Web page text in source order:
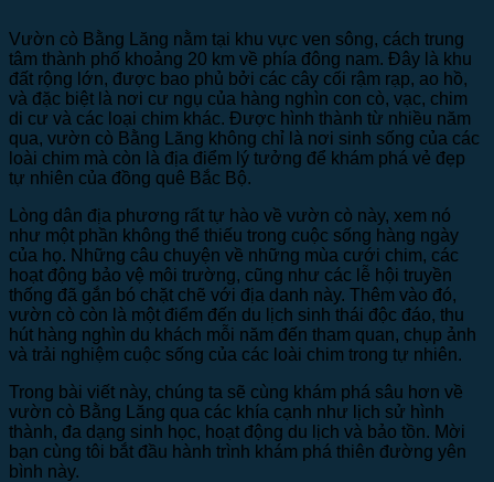
Vườn cò Bằng Lăng nằm tại khu vực ven sông, cách trung
tâm thành phố khoảng 20 km về phía đông nam. Đây là khu
đất rộng lớn, được bao phủ bởi các cây cối rậm rạp, ao hồ,
và đặc biệt là nơi cư ngụ của hàng nghìn con cò, vạc, chim
di cư và các loại chim khác. Được hình thành từ nhiều năm
qua, vườn cò Bằng Lăng không chỉ là nơi sinh sống của các
loài chim mà còn là địa điểm lý tưởng để khám phá vẻ đẹp
tự nhiên của đồng quê Bắc Bộ.
Lòng dân địa phương rất tự hào về vườn cò này, xem nó
như một phần không thể thiếu trong cuộc sống hàng ngày
của họ. Những câu chuyện về những mùa cưới chim, các
hoạt động bảo vệ môi trường, cũng như các lễ hội truyền
thống đã gắn bó chặt chẽ với địa danh này. Thêm vào đó,
vườn cò còn là một điểm đến du lịch sinh thái độc đáo, thu
hút hàng nghìn du khách mỗi năm đến tham quan, chụp ảnh
và trải nghiệm cuộc sống của các loài chim trong tự nhiên.
Trong bài viết này, chúng ta sẽ cùng khám phá sâu hơn về
vườn cò Bằng Lăng qua các khía cạnh như lịch sử hình
thành, đa dạng sinh học, hoạt động du lịch và bảo tồn. Mời
bạn cùng tôi bắt đầu hành trình khám phá thiên đường yên
bình này.